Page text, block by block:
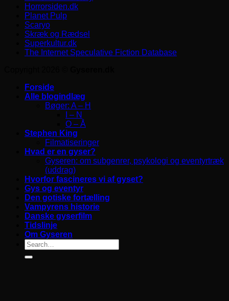
Horrorsiden.dk
Planet Pulp
Scaryo
Skræk og Rædsel
Superkultur.dk
The Internet Speculative Fiction Database
Forside
Alle blogindlæg
Bøger: A – H
I – N
O – Å
Stephen King
Filmatiseringer
Hvad er en gyser?
Gyseren: om subgenrer, psykologi og eventyrtræk
(uddrag)
Hvorfor fascineres vi af gyset?
Gys og eventyr
Den gotiske fortælling
Vampyrens historie
Danske gyserfilm
Tidslinje
Om Gyseren